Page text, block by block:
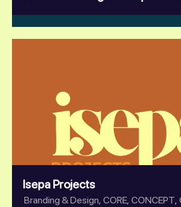
Isepa Projects
Branding & Design, CORE, CONCEPT,